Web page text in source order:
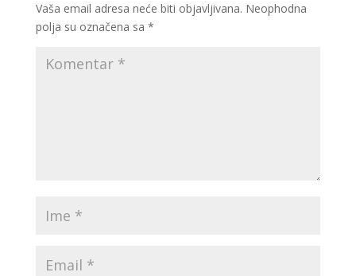
Vaša email adresa neće biti objavljivana. Neophodna
polja su označena sa *